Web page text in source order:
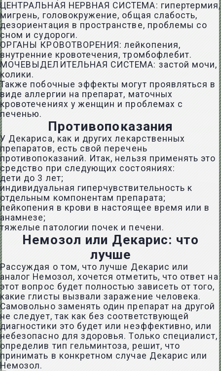
ЦЕНТРАЛЬНАЯ НЕРВНАЯ СИСТЕМА: гипертермия,
мигрень, головокружение, общая слабость,
дезориентация в пространстве, проблемы со
сном и судороги.
ОРГАНЫ КРОВОТВОРЕНИЯ: лейкопения,
внутренние кровотечения, тромбофлебит.
МОЧЕВЫДЕЛИТЕЛЬНАЯ СИСТЕМА: застой мочи,
колики.
Также побочные эффекты могут проявляться в
виде аллергии на препарат, маточных
кровотечениях у женщин и проблемах с
печенью.
Противопоказания
У Декариса, как и других лекарственных
препаратов, есть свой перечень
противопоказаний. Итак, нельзя применять это
средство при следующих состояниях:
дети до 3 лет;
индивидуальная гиперчувствительность к
отдельным компонентам препарата;
лейкопения в крови в настоящее время или в
анамнезе;
тяжелые патологии почек и печени.
Немозол или Декарис: что
лучше
Рассуждая о том, что лучше Декарис или
аналог Немозол, хочется отметить, что ответ на
этот вопрос будет полностью зависеть от того,
какие глисты вызвали заражение человека.
Самовольно заменять один препарат на другой
не следует, так как без соответствующей
диагностики это будет или неэффективно, или
небезопасно для здоровья. Только специалист,
определив тип гельминтоза, решит, что
принимать в конкретном случае Декарис или
Немозол.